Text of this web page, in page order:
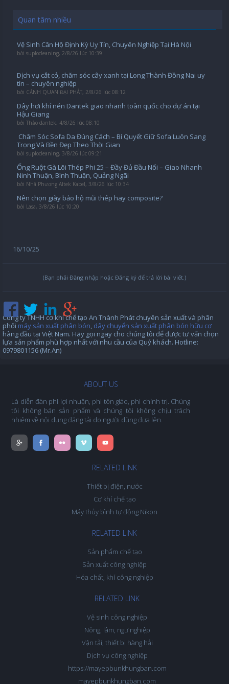
Quan tâm nhiều
Vệ Sinh Căn Hộ Định Kỳ Uy Tín, Chuyên Nghiệp Tại Hà Nội
bởi suplocleaning, 2/8/26 lúc 10:39
Dịch vụ cắt cỏ, chăm sóc cây xanh tại Long Thành Đồng Nai uy
tín – chuyên nghiệp
bởi CẢNH QUAN ĐẠI PHÁT, 2/8/26 lúc 08:12
Dây hơi khí nén Dantek giao nhanh toàn quốc cho dự án tại
Hậu Giang
bởi Thảo dantek, 4/8/26 lúc 08:10
️ Chăm Sóc Sofa Da Đúng Cách – Bí Quyết Giữ Sofa Luôn Sang
Trọng Và Bền Đẹp Theo Thời Gian
bởi suplocleaning, 3/8/26 lúc 09:21
Ống Ruột Gà Lõi Thép Phi 25 – Đầy Đủ Đầu Nối – Giao Nhanh
Ninh Thuận, Bình Thuận, Quảng Ngãi
bởi Nhã Phương Altek Kabel, 3/8/26 lúc 10:34
Nên chọn giày bảo hộ mũi thép hay composite?
bởi Lasa, 3/8/26 lúc 10:20
16/10/25
(Bạn phải Đăng nhập hoặc Đăng ký để trả lời bài viết.)
Công ty TNHH cơ khí chế tạo An Thành Phát chuyên sản xuất và phân
phối máy sản xuất phân bón, dây chuyển sản xuất phân bón hữu cơ
hàng đầu tại Việt Nam. Hãy gọi ngay cho chúng tôi để được tư vấn chọn
lựa sản phẩm phù hợp nhất với nhu cầu của Quý khách. Hotline:
0979801156 (Mr.An)
ABOUT US
Là diễn đàn phi lợi nhuận, phi tôn giáo, phi chính trị. Chúng
tôi không bán sản phẩm và chúng tôi không chịu trách
nhiệm về nội dung đăng tải do người dùng đưa lên.
RELATED LINK
Thiết bị điện, nước
Cơ khí chế tạo
Máy thủy bình tự động Nikon
RELATED LINK
Sản phẩm chế tạo
Sản xuất công nghiệp
Hóa chất, khí công nghiệp
RELATED LINK
Vệ sinh công nghiệp
Nông, lâm, ngư nghiệp
Vận tải, thiết bị hàng hải
Dịch vụ công nghiệp
https://mayepbunkhungban.com
mayepbunkhungban.com